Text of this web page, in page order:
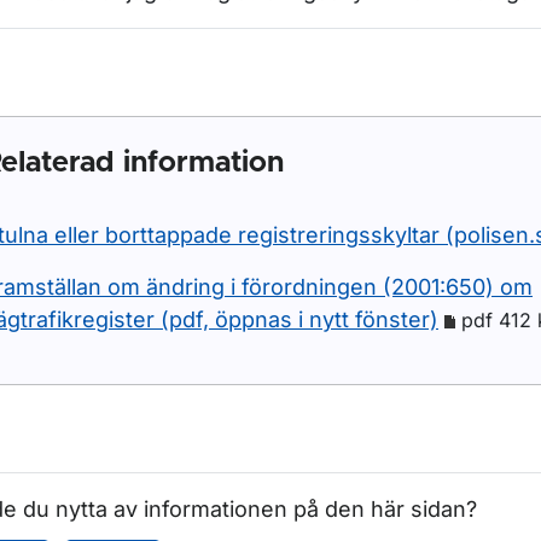
information
eller borttappade registreringsskyltar
om ändring i förordningen (2001:650) om
(pdf, öppnas i nytt fönster)
pdf 412
du nytta av informationen på den här sidan?